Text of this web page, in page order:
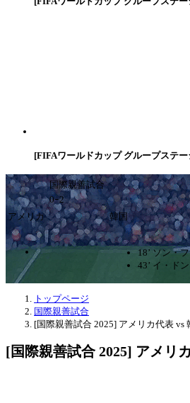
[FIFAワールドカップ グループステ
国際親善試合
0ｰ2
アメリカ
韓国
18’ ソン・
43’ イ・ド
トップページ
国際親善試合
[国際親善試合 2025] アメリカ代表 vs
[国際親善試合 2025] アメリ